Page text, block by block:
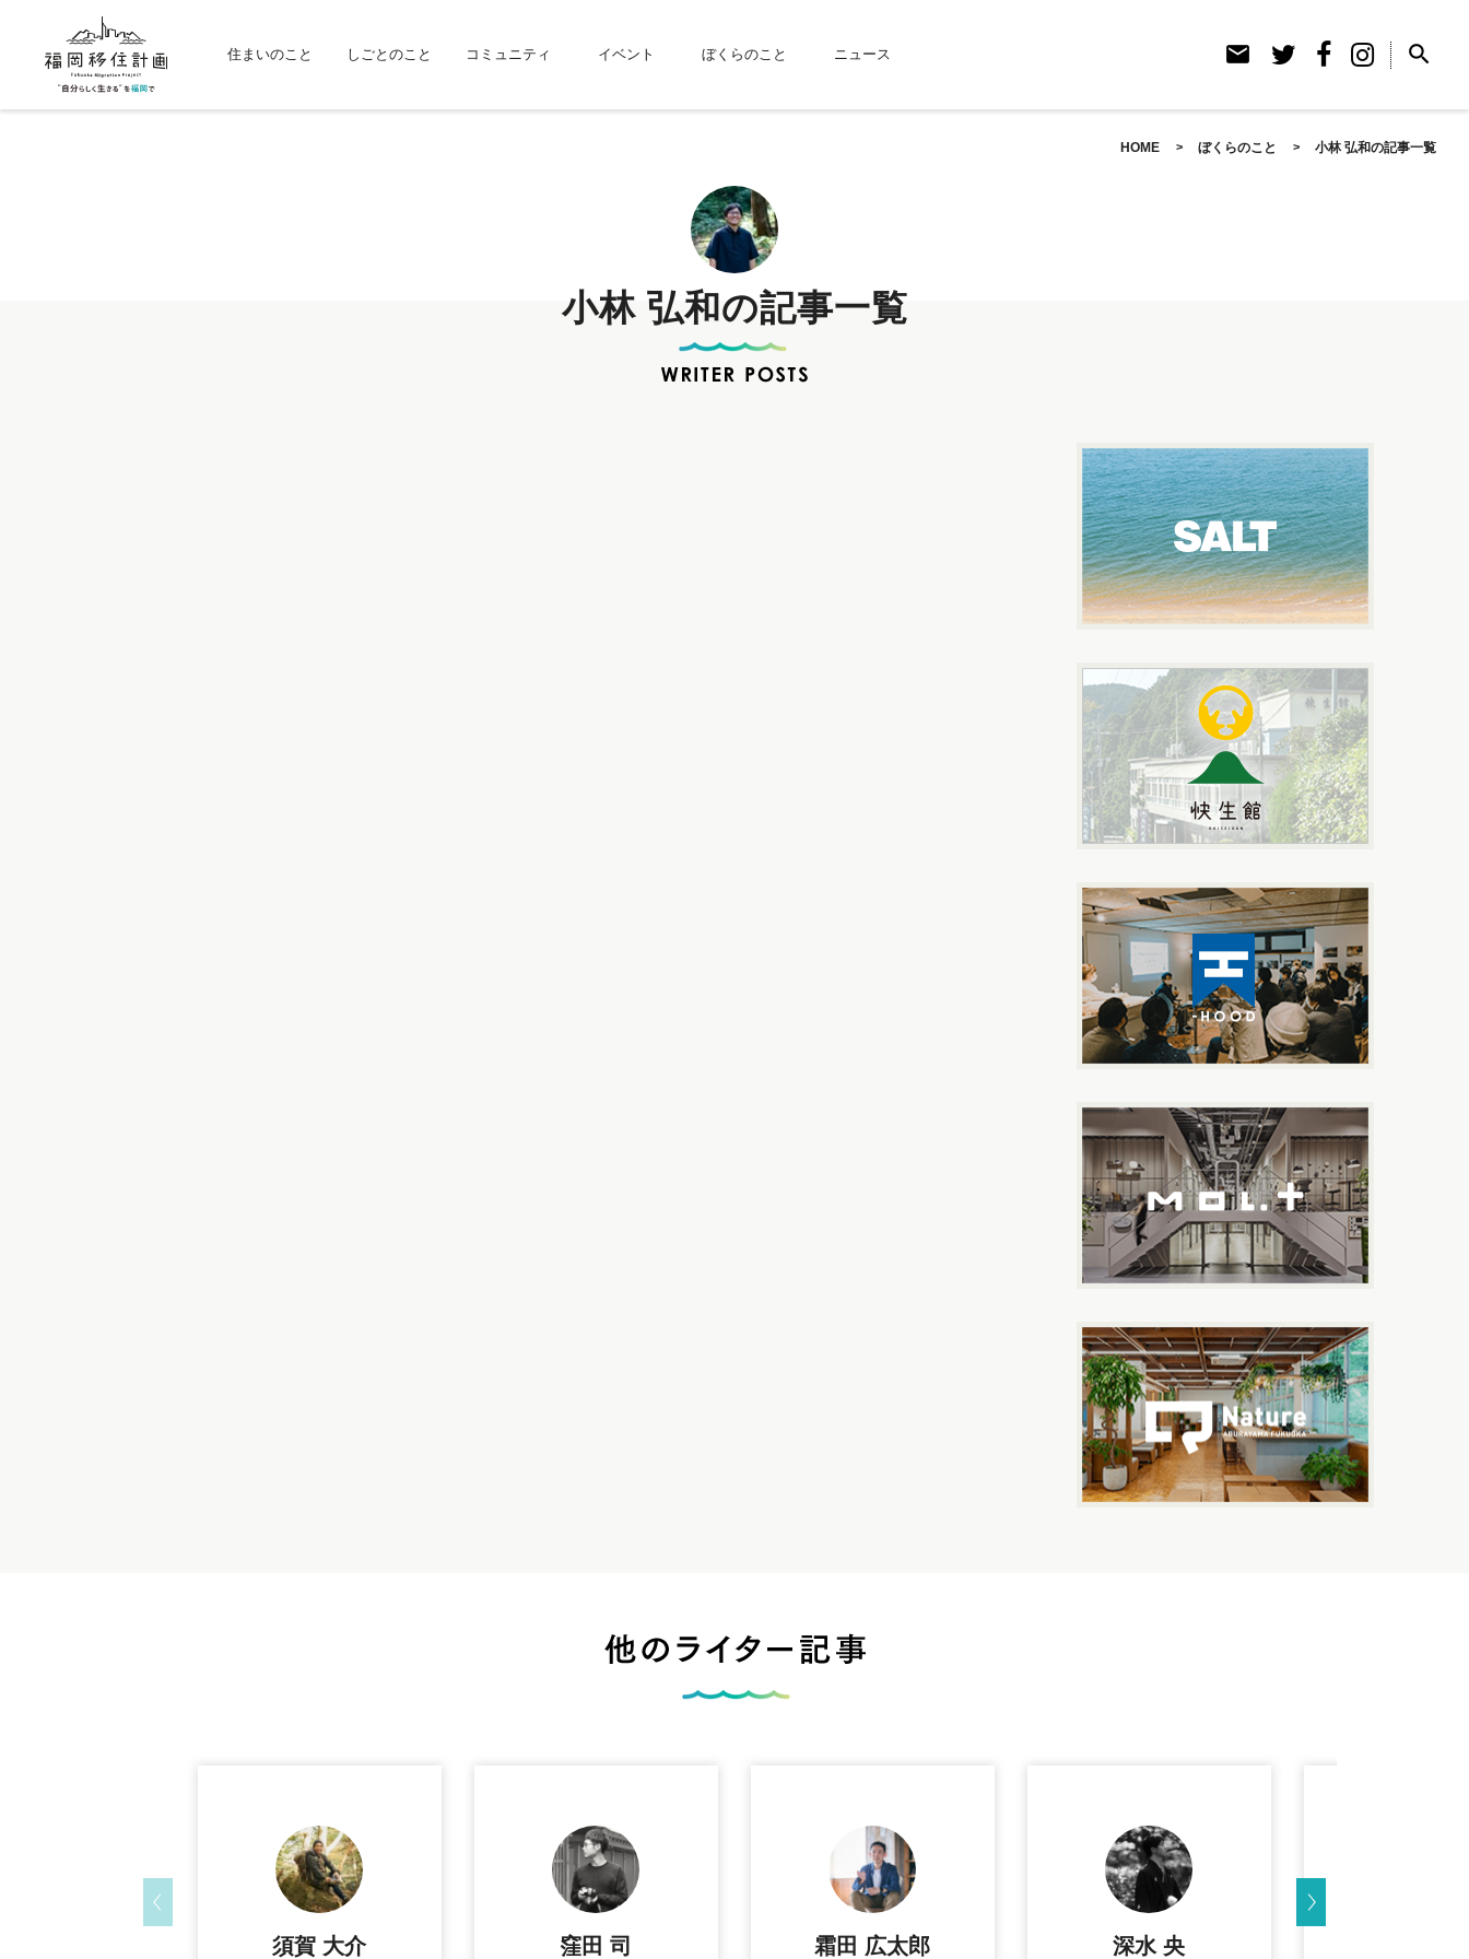
住まいのこと しごとのこと コミュニティ イベント ぼくらのこと ニュース email search
HOME ぼくらのこと 小林 弘和の記事一覧
小林 弘和の記事一覧
須賀 大介 窪田 司 霜田 広太郎 深水 央